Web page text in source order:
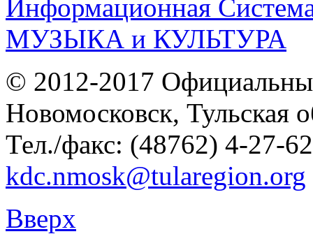
© 2012-2017
Новомосковск, Тульская
Тел./факс: (48762) 4-27-
kdc.nmosk@tularegion.org
Вверх